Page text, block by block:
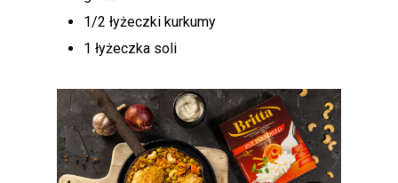
1/2 łyżeczki kurkumy
1 łyżeczka soli